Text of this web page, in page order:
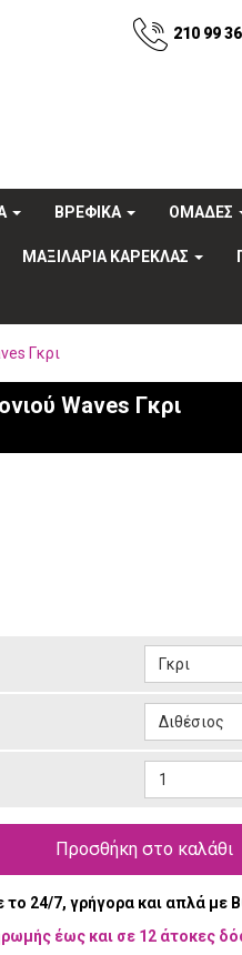
210 99
ΒΡΕΦΙΚΑ OΜΑΔΕΣ
ΜΑΞΙΛΑΡΙΑ ΚΑΡΕΚΛΑΣ
Γκρι
Waves Γκρι
Γκρι
Διθέσιος
1
Προσθήκη στο καλάθι
το 24/7, γρήγορα και απλά με
έως και σε 12 άτοκες